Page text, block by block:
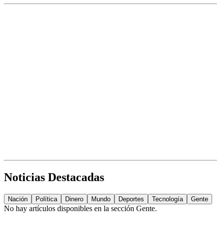
Noticias Destacadas
Nación Política Dinero Mundo Deportes Tecnología Gente
No hay artículos disponibles en la sección Gente.